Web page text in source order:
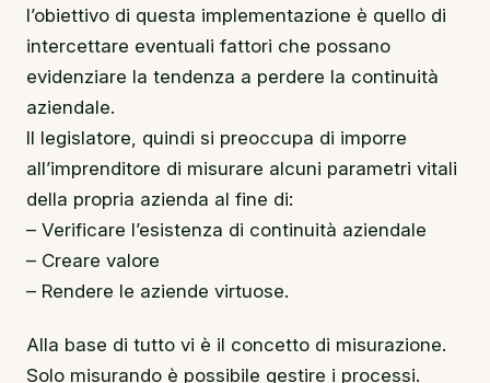
l’obiettivo di questa implementazione è quello di
intercettare eventuali fattori che possano
evidenziare la tendenza a perdere la continuità
aziendale.
Il legislatore, quindi si preoccupa di imporre
all’imprenditore di misurare alcuni parametri vitali
della propria azienda al fine di:
– Verificare l’esistenza di continuità aziendale
– Creare valore
– Rendere le aziende virtuose.
Alla base di tutto vi è il concetto di misurazione.
Solo misurando è possibile gestire i processi.